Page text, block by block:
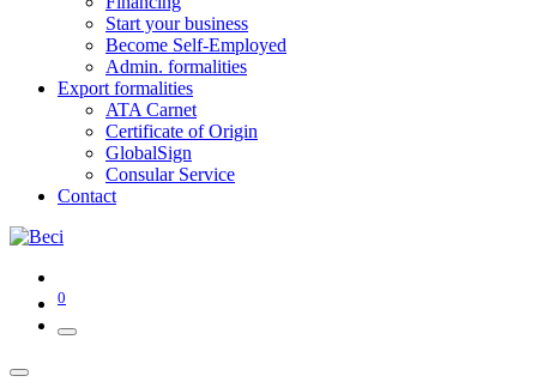
Start your business
Become Self-Employed
Admin. formalities
Export formalities
ATA Carnet
Certificate of Origin
GlobalSign
Consular Service
Contact
0